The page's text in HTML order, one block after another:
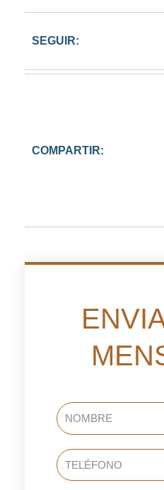
SEGUIR:
COMPARTIR:
NOMBRE
TELÉFONO